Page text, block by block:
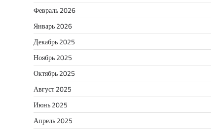
Февраль 2026
Январь 2026
Декабрь 2025
Ноябрь 2025
Октябрь 2025
Август 2025
Июнь 2025
Апрель 2025